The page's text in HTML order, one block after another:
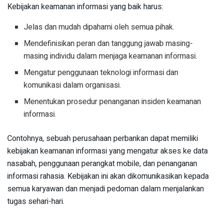
Kebijakan keamanan informasi yang baik harus:
Jelas dan mudah dipahami oleh semua pihak.
Mendefinisikan peran dan tanggung jawab masing-
masing individu dalam menjaga keamanan informasi.
Mengatur penggunaan teknologi informasi dan
komunikasi dalam organisasi.
Menentukan prosedur penanganan insiden keamanan
informasi.
Contohnya, sebuah perusahaan perbankan dapat memiliki
kebijakan keamanan informasi yang mengatur akses ke data
nasabah, penggunaan perangkat mobile, dan penanganan
informasi rahasia. Kebijakan ini akan dikomunikasikan kepada
semua karyawan dan menjadi pedoman dalam menjalankan
tugas sehari-hari.